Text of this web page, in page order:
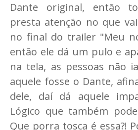
Dante original, então
presta atenção no que
no final do trailer "Meu
então ele dá um pulo e
na tela, as pessoas não
aquele fosse o Dante,
dele, daí dá aquele
Lógico que também
Que porra tosca é essa?!